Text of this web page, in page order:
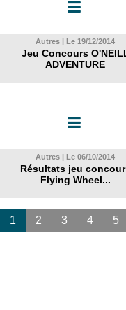
Autres | Le 19/12/2014
Jeu Concours
ADVENTURE
Autres | Le 06/10/2014
Résultats jeu
Flying Wheel...
1 2 3 4 5